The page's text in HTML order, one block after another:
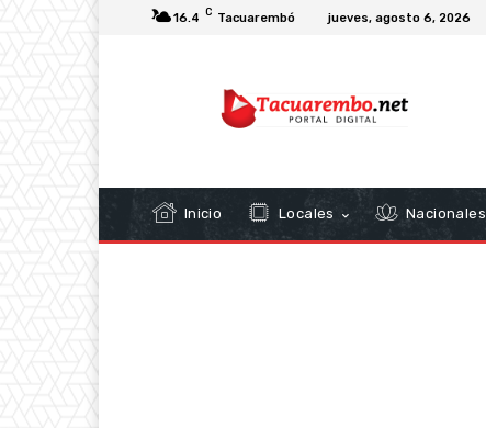
16.4 C Tacuarembó jueves, agosto 6, 2026
Inicio Locales Nacionales